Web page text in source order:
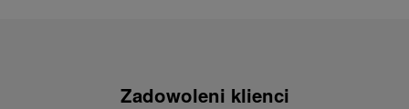
Zadowoleni klienci